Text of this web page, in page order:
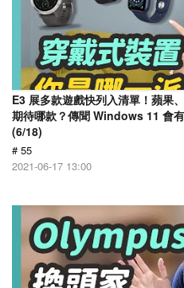
E3 展多款遊戲快列入清單！蘋果
期待哪款？傳聞 Windows 11 會
(6/18)
# 55
2021-06-17 13:00